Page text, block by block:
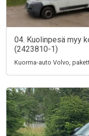
04. Kuolinpesä myy
(2423810-1)
Kuorma-auto Volvo,